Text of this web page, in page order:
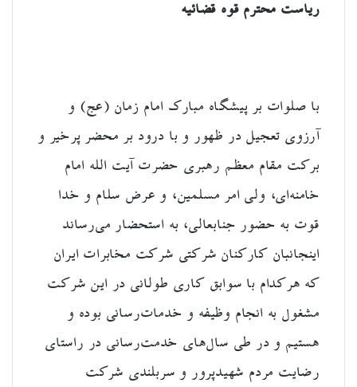
ریاست محترم قوه قضائیه
با صلوات بر پیشگاه مبارک امام زمان (عج) و
آرزوی تعجیل در ظهور و با درود بر محضر پرخیر و
برکت مقام معظم رهبری حضرت آیت الله امام
خامنه‌ای، ولی امر مسلمین، و عرض سلام و خدا
قوت به حضور جنابعالی، به استحضار می‌رساند
اینجانبان کارکنان شرکتی شرکت مخابرات ایران
که هرکدام با سوابق کاری طولانی در این شرکت
مشغول به انجام وظیفه و خدمات‌رسانی بوده و
هستیم و در طی سال‌های خدمت‌رسانی در راستای
رضایت مردم شهیدپرور و سربلندی شرکت